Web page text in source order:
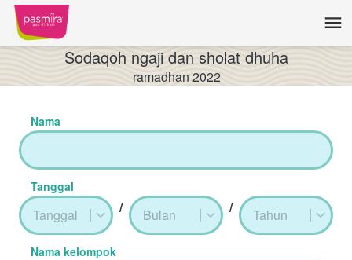
Sodaqoh ngaji dan sholat dhuha
ramadhan 2022
Nama
Tanggal
Tanggal / Bulan / Tahun
Nama kelompok